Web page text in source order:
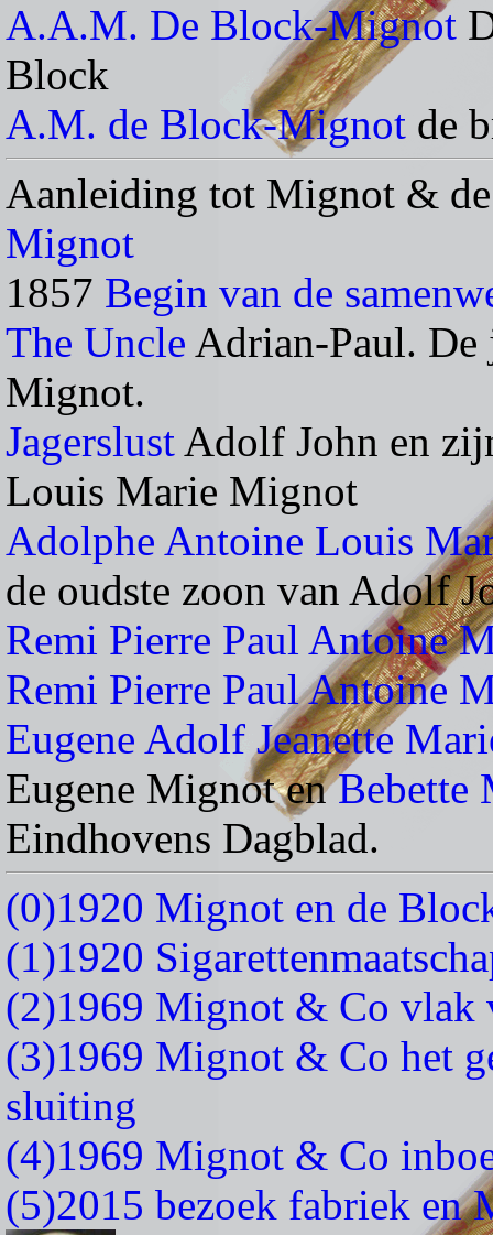
A.A.M. De Block-Mignot
Block
A.M. de Block-Mignot de
Aanleiding tot Mignot &
Mignot
1857 Begin van de
The Uncle Adrian-Paul. De
Mignot.
Jagerslust Adolf John en
Louis Marie Mignot
Adolphe Antoine Louis
de oudste zoon van Adolf
Remi Pierre Paul Antoine
Remi Pierre Paul Antoine
Eugene Adolf Jeanette
Eugene Mignot enBebette
Eindhovens Dagblad.
(0)1920 Mignot en de
(1)1920
(2)1969 Mignot & Co vlak
(3)1969 Mignot & Co het
sluiting
(4)1969 Mignot & Co
(5)2015 bezoek fabriek en